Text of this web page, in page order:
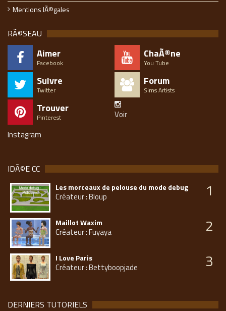
Mentions lÃ©gales
RÃ©SEAU
Aimer
Facebook
ChaÃ®ne
You Tube
Suivre
Twitter
Forum
Sims Artists
Trouver
Pinterest
Voir
Instagram
IDÃ©E CC
Les morceaux de pelouse du mode debug
Créateur : Bloup 1
Maillot Waxim
Créateur : Fuyaya 2
I Love Paris
Créateur : Bettyboopjade 3
DERNIERS TUTORIELS